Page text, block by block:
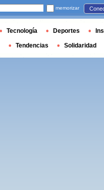
memorizar
Tecnología Deportes
Tendencias Solidaridad